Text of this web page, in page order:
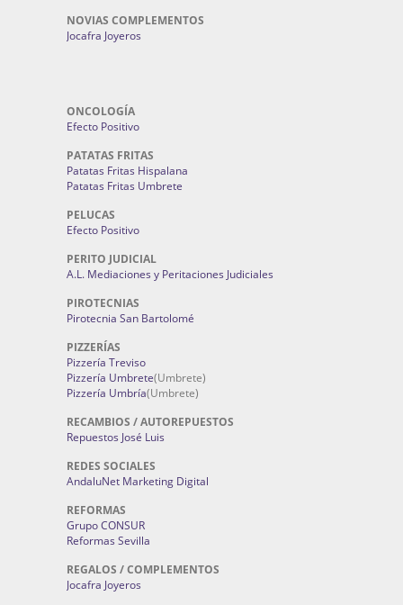
NOVIAS COMPLEMENTOS
Jocafra Joyeros
ONCOLOGÍA
Efecto Positivo
PATATAS FRITAS
Patatas Fritas Hispalana
Patatas Fritas Umbrete
PELUCAS
Efecto Positivo
PERITO JUDICIAL
A.L. Mediaciones y Peritaciones Judiciales
PIROTECNIAS
Pirotecnia San Bartolomé
PIZZERÍAS
Pizzería Treviso
Pizzería Umbrete(Umbrete)
Pizzería Umbría(Umbrete)
RECAMBIOS / AUTOREPUESTOS
Repuestos José Luis
REDES SOCIALES
AndaluNet Marketing Digital
REFORMAS
Grupo CONSUR
Reformas Sevilla
REGALOS / COMPLEMENTOS
Jocafra Joyeros